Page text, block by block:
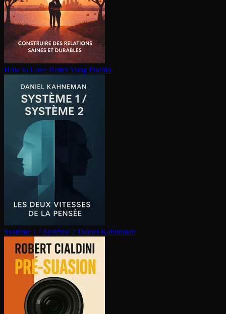
How to Love BetterYung Pueblo
Système 1 / Système 2 Daniel Kahneman